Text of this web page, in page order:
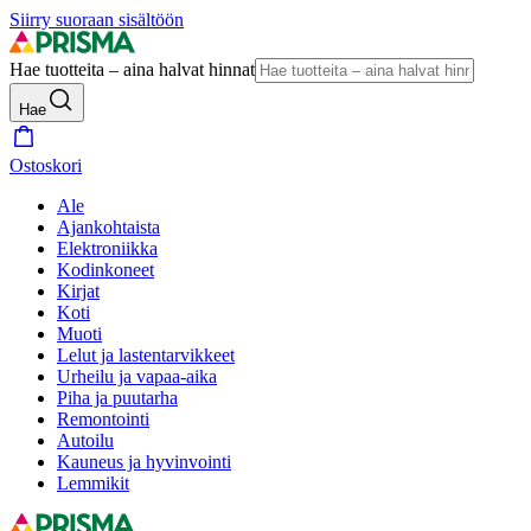
Siirry suoraan sisältöön
Hae tuotteita – aina halvat hinnat
Hae
Ostoskori
Ale
Ajankohtaista
Elektroniikka
Kodinkoneet
Kirjat
Koti
Muoti
Lelut ja lastentarvikkeet
Urheilu ja vapaa-aika
Piha ja puutarha
Remontointi
Autoilu
Kauneus ja hyvinvointi
Lemmikit